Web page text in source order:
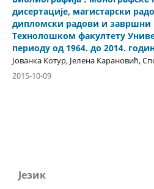
дисертације, магистарски
дипломски радови и завршни
Технолошком факултету
периоду од 1964. до 2014.
Јованка Котур, Јелена Карановић,
2015-10-09
Језик